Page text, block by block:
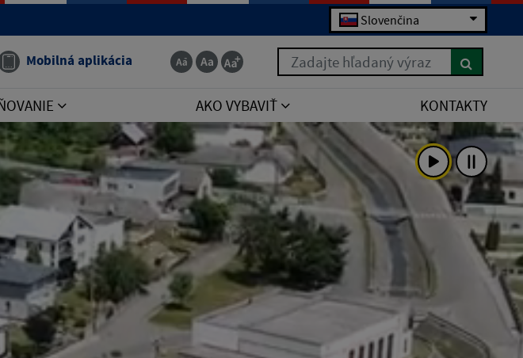
Slovenčina
Mobilná aplikácia Zadajte hľadaný výraz
AKO VYBAVIŤ KONTAKTY